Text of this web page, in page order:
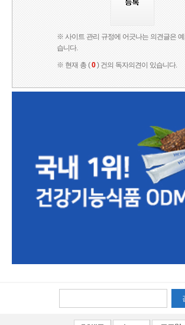
※ 사이트 관리 규정에 어긋나는 의견글은
습니다.
※ 현재 총 (0) 건의 독자의견이 있습니다.